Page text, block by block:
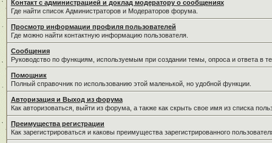
Контакт с администрацией и доклад модератору о сообщениях
Где найти список Администраторов и Модераторов форума.
Просмотр информации профиля пользователей
Где можно найти контактную информацию пользователя.
Сообщения
Руководство по функциям, используемым при создании темы, опроса и ответа в
Помощник
Полный справочник по использованию этой маленькой, но удобной функции.
Авторизация и Выход из форума
Как авторизоваться, выйти из форума, а также как скрыть свое имя из списка
Преимущества регистрации
Как зарегистрироваться и каковы преимущества зарегистрированного